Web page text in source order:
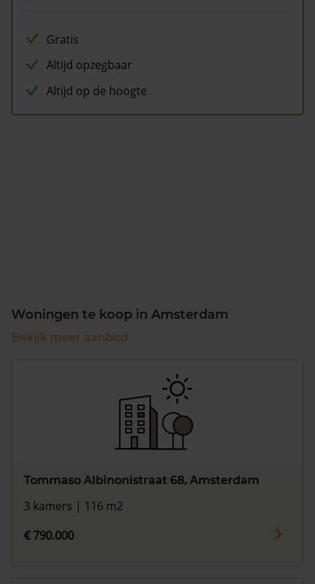
Gratis
Altijd opzegbaar
Altijd op de hoogte
Woningen te koop in Amsterdam
Bekijk meer aanbod
Tommaso Albinonistraat 68, Amsterdam
3 kamers | 116 m2
€ 790.000